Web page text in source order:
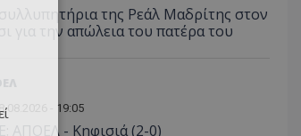
συλλυπητήρια της Ρεάλ Μαδρίτης στον
για την απώλεια του πατέρα του
- 19:05
ΑΠΟΕΛ - Κηφισιά (2-0)